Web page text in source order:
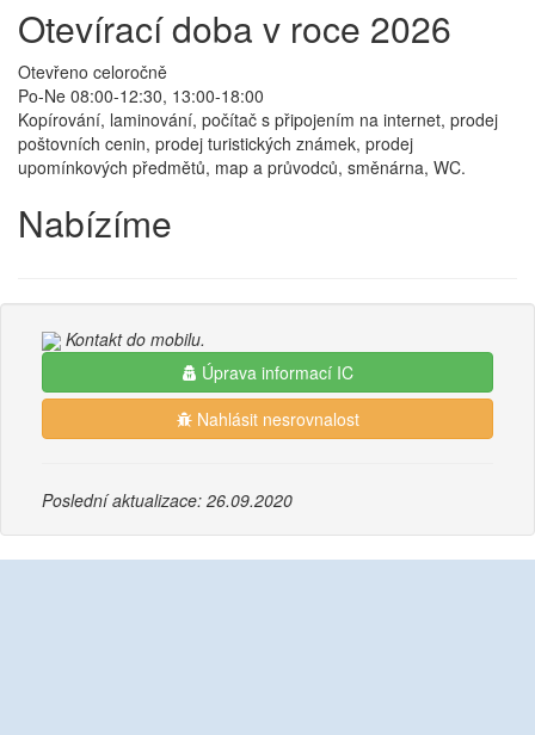
Otevírací doba v roce 2026
Otevřeno celoročně
Po-Ne 08:00-12:30, 13:00-18:00
Kopírování, laminování, počítač s připojením na internet, prodej
poštovních cenin, prodej turistických známek, prodej
upomínkových předmětů, map a průvodců, směnárna, WC.
Nabízíme
Kontakt do mobilu.
Úprava informací IC
Nahlásit nesrovnalost
Poslední aktualizace: 26.09.2020